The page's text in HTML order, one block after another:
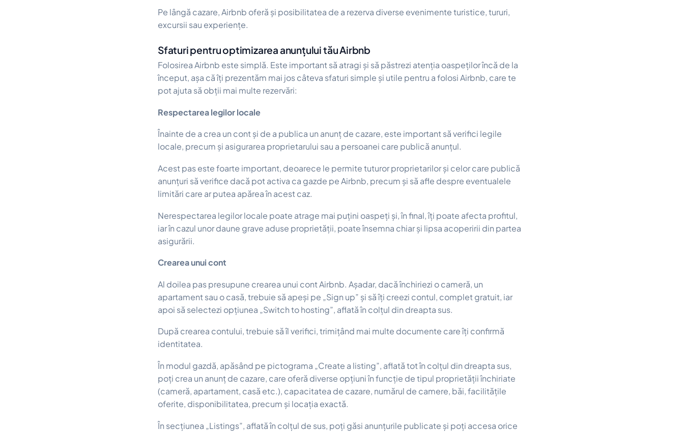
Pe lângă cazare, Airbnb oferă și posibilitatea de a rezerva diverse evenimente turistice, tururi,
excursii sau experiențe.
Sfaturi pentru optimizarea anunțului tău Airbnb
Folosirea Airbnb este simplă. Este important să atragi și să păstrezi atenția oaspeților încă de la
început, așa că îți prezentăm mai jos câteva sfaturi simple și utile pentru a folosi Airbnb, care te
pot ajuta să obții mai multe rezervări:
Respectarea legilor locale
Înainte de a crea un cont și de a publica un anunț de cazare, este important să verifici legile
locale, precum și asigurarea proprietarului sau a persoanei care publică anunțul.
Acest pas este foarte important, deoarece le permite tuturor proprietarilor și celor care publică
anunțuri să verifice dacă pot activa ca gazde pe Airbnb, precum și să afle despre eventualele
limitări care ar putea apărea în acest caz.
Nerespectarea legilor locale poate atrage mai puțini oaspeți și, în final, îți poate afecta profitul,
iar în cazul unor daune grave aduse proprietății, poate însemna chiar și lipsa acoperirii din partea
asigurării.
Crearea unui cont
Al doilea pas presupune crearea unui cont Airbnb. Așadar, dacă închiriezi o cameră, un
apartament sau o casă, trebuie să apeși pe „Sign up” și să îți creezi contul, complet gratuit, iar
apoi să selectezi opțiunea „Switch to hosting”, aflată în colțul din dreapta sus.
După crearea contului, trebuie să îl verifici, trimițând mai multe documente care îți confirmă
identitatea.
În modul gazdă, apăsând pe pictograma „Create a listing”, aflată tot în colțul din dreapta sus,
poți crea un anunț de cazare, care oferă diverse opțiuni în funcție de tipul proprietății închiriate
(cameră, apartament, casă etc.), capacitatea de cazare, numărul de camere, băi, facilitățile
oferite, disponibilitatea, precum și locația exactă.
În secțiunea „Listings”, aflată în colțul de sus, poți găsi anunțurile publicate și poți accesa orice